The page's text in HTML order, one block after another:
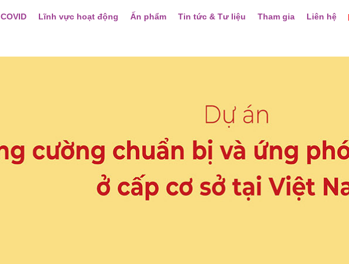
Lĩnh vực hoạt động Ấn phẩm Tin tức & Tư liệu Tham gia Liên hệ